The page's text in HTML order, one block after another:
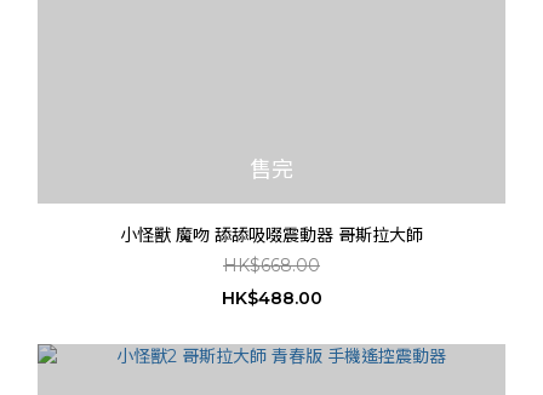
售完
小怪獸 魔吻 舔舔吸啜震動器 哥斯拉大師
HK$668.00
HK$488.00